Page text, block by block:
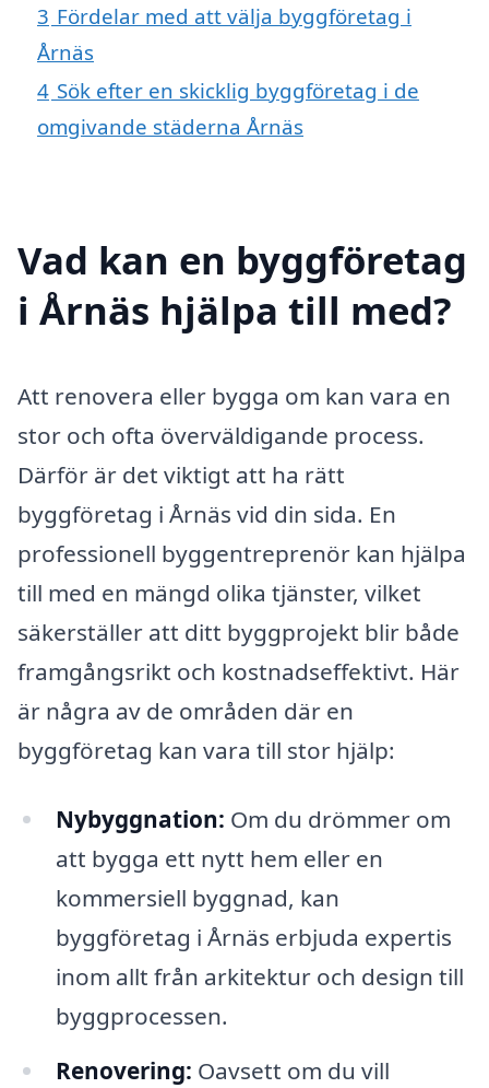
3 Fördelar med att välja byggföretag i
Årnäs
4 Sök efter en skicklig byggföretag i de
omgivande städerna Årnäs
Vad kan en byggföretag
i Årnäs hjälpa till med?
Att renovera eller bygga om kan vara en
stor och ofta överväldigande process.
Därför är det viktigt att ha rätt
byggföretag i Årnäs vid din sida. En
professionell byggentreprenör kan hjälpa
till med en mängd olika tjänster, vilket
säkerställer att ditt byggprojekt blir både
framgångsrikt och kostnadseffektivt. Här
är några av de områden där en
byggföretag kan vara till stor hjälp:
Nybyggnation: Om du drömmer om
att bygga ett nytt hem eller en
kommersiell byggnad, kan
byggföretag i Årnäs erbjuda expertis
inom allt från arkitektur och design till
byggprocessen.
Renovering: Oavsett om du vill